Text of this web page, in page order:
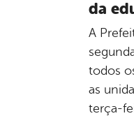
da
A
todos
as
terça-